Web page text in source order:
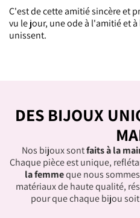
C'est de cette amitié sincère et
vu le jour, une ode à l'amitié et
unissent.
DES BIJOUX
Nos bijoux sontfaits à la
Chaque pièce est unique,
la femmeque nous
matériaux de haute qualité,
pour que chaque bijou